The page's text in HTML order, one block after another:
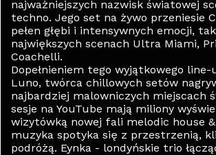
najważniejszych nazwisk światowej
techno. Jego set na żywo przeniesie
pełen głębi i intensywnych emocji,
największych scenach Ultra Miami,
Coachelli.
Dopełnieniem tego wyjątkowego line-
Luno, twórca chillowych setów
najbardziej malowniczych miejscach
sesje na YouTube mają miliony
wizytówką nowej fali melodic house
muzyka spotyka się z przestrzenią,
podróżą. Eynka - londyńskie trio